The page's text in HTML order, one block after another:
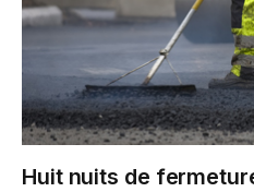
Huit nuits de